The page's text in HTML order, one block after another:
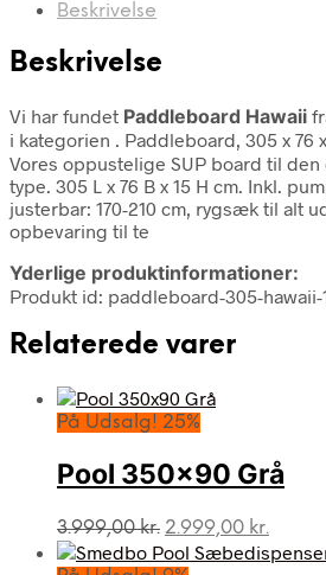
Beskrivelse
Beskrivelse
Vi har fundet Paddleboard Hawaii
i kategorien . Paddleboard, 305 x 76
Vores oppustelige SUP board til den
type. 305 L x 76 B x 15 H cm. Inkl.
justerbar: 170-210 cm, rygsæk til alt
opbevaring til te
Yderlige produktinformationer:
Produkt id: paddleboard-305-hawaii-
Relaterede varer
På Udsalg! 25%
Pool 350×90 Grå
3.999,00kr. Den
oprindelige
2.999,00 kr.